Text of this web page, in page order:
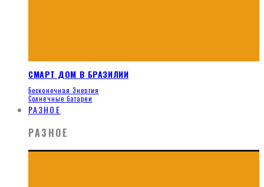
СМАРТ ДОМ В БРАЗИЛИИ
Бесконечная Энергия
Солнечные батареи
РАЗНОЕ
РАЗНОЕ